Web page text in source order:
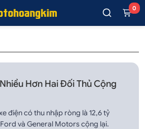
0
Hơn Hai Đối Thủ Cộng
điện có thu nhập ròng là 12,6 tỷ
và General Motors cộng lại.